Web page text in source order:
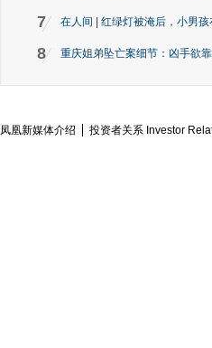
7 在人间 | 红绿灯被淹后，小男
8 重庆姐弟坠亡案细节：凶手欲
凤凰新媒体介绍 投资者关系 Investor